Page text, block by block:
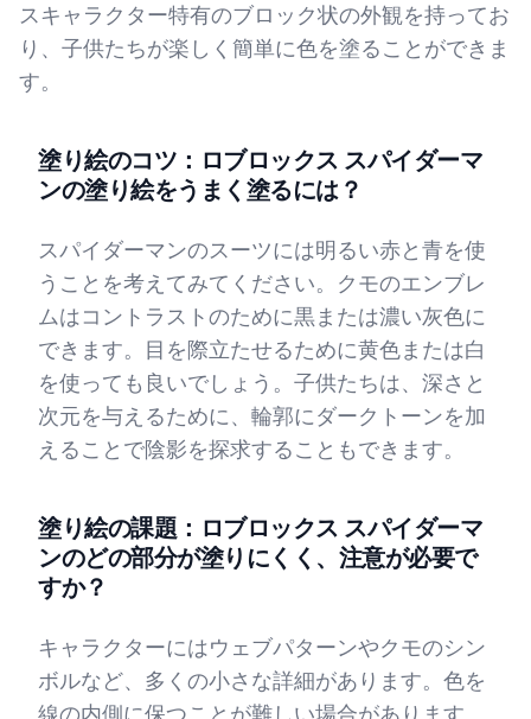
スキャラクター特有のブロック状の外観を持ってお
り、子供たちが楽しく簡単に色を塗ることができま
す。
塗り絵のコツ：ロブロックス スパイダーマ
ンの塗り絵をうまく塗るには？
スパイダーマンのスーツには明るい赤と青を使
うことを考えてみてください。クモのエンブレ
ムはコントラストのために黒または濃い灰色に
できます。目を際立たせるために黄色または白
を使っても良いでしょう。子供たちは、深さと
次元を与えるために、輪郭にダークトーンを加
えることで陰影を探求することもできます。
塗り絵の課題：ロブロックス スパイダーマ
ンのどの部分が塗りにくく、注意が必要で
すか？
キャラクターにはウェブパターンやクモのシン
ボルなど、多くの小さな詳細があります。色を
線の内側に保つことが難しい場合があります。